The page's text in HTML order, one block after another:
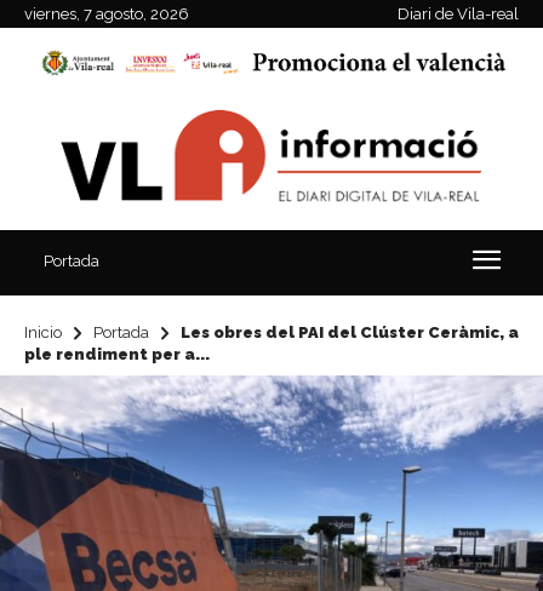
viernes, 7 agosto, 2026 Diari de Vila-real
Portada
Inicio Portada
Les obres del PAI del Clúster Ceràmic, a
ple rendiment per a...